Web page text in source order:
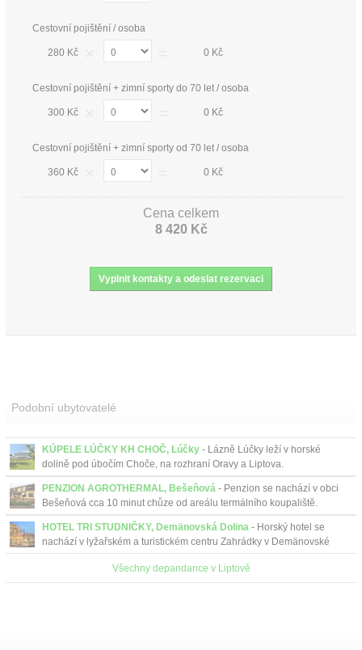
Cestovní pojištění / osoba
280 Kč 0 Kč
Cestovní pojištění + zimní sporty do 70 let / osoba
300 Kč 0 Kč
Cestovní pojištění + zimní sporty od 70 let / osoba
360 Kč 0 Kč
Cena celkem
8 420 Kč
Podobní ubytovatelé
KÚPELE LÚČKY KH CHOČ, Lúčky - Lázně Lúčky leží v horské
dolině pod úbočím Choče, na rozhraní Oravy a Liptova.
PENZION AGROTHERMAL, Bešeňová - Penzion se nachází v obci
Bešeňová cca 10 minut chůze od areálu termálního koupaliště.
HOTEL TRI STUDNIČKY, Demänovská Dolina - Horský hotel se
nachází v lyžařském a turistickém centru Zahrádky v Demänovské
Dolině. Lákající je posezení na terase u plápolajícího o...
Všechny depandance v Liptově